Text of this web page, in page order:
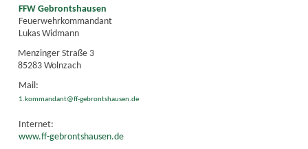
FFW Gebrontshausen
Feuerwehrkommandant
Lukas Widmann
Menzinger Straße 3
85283 Wolnzach
Mail:
1.kommandant@ff-gebrontshausen.de
Internet:
www.ff-gebrontshausen.de